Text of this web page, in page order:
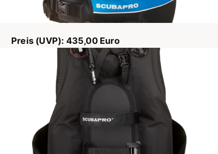
Preis (UVP): 435,00 Euro